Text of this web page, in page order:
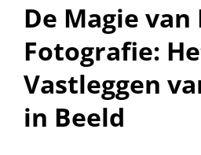
De Magie van
Fotografie:
Vastleggen
in Beeld